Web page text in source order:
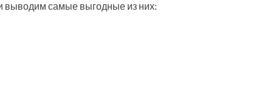
выводим самые выгодные из них: